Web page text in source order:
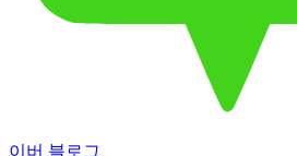
이버 블로그